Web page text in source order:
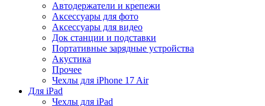
Автодержатели и крепежи
Аксессуары для фото
Аксессуары для видео
Док станции и подставки
Портативные зарядные устройства
Акустика
Прочее
Чехлы для iPhone 17 Air
Для iPad
Чехлы для iPad